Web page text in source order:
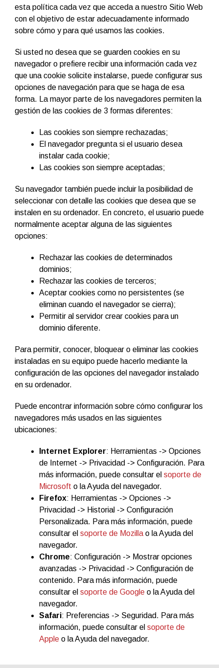
esta política cada vez que acceda a nuestro Sitio Web
con el objetivo de estar adecuadamente informado
sobre cómo y para qué usamos las cookies.
Si usted no desea que se guarden cookies en su
navegador o prefiere recibir una información cada vez
que una cookie solicite instalarse, puede configurar sus
opciones de navegación para que se haga de esa
forma. La mayor parte de los navegadores permiten la
gestión de las cookies de 3 formas diferentes:
Las cookies son siempre rechazadas;
El navegador pregunta si el usuario desea
instalar cada cookie;
Las cookies son siempre aceptadas;
Su navegador también puede incluir la posibilidad de
seleccionar con detalle las cookies que desea que se
instalen en su ordenador. En concreto, el usuario puede
normalmente aceptar alguna de las siguientes
opciones:
Rechazar las cookies de determinados
dominios;
Rechazar las cookies de terceros;
Aceptar cookies como no persistentes (se
eliminan cuando el navegador se cierra);
Permitir al servidor crear cookies para un
dominio diferente.
Para permitir, conocer, bloquear o eliminar las cookies
instaladas en su equipo puede hacerlo mediante la
configuración de las opciones del navegador instalado
en su ordenador.
Puede encontrar información sobre cómo configurar los
navegadores más usados en las siguientes
ubicaciones:
Internet Explorer: Herramientas -> Opciones
de Internet -> Privacidad -> Configuración. Para
más información, puede consultar el soporte de
Microsoft o la Ayuda del navegador.
Firefox: Herramientas -> Opciones ->
Privacidad -> Historial -> Configuración
Personalizada. Para más información, puede
consultar el soporte de Mozilla o la Ayuda del
navegador.
Chrome: Configuración -> Mostrar opciones
avanzadas -> Privacidad -> Configuración de
contenido. Para más información, puede
consultar el soporte de Google o la Ayuda del
navegador.
Safari: Preferencias -> Seguridad. Para más
información, puede consultar el soporte de
Apple o la Ayuda del navegador.